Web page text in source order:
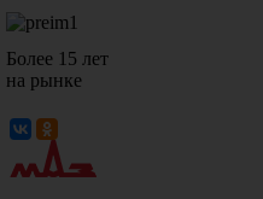
Более 15 лет
на рынке